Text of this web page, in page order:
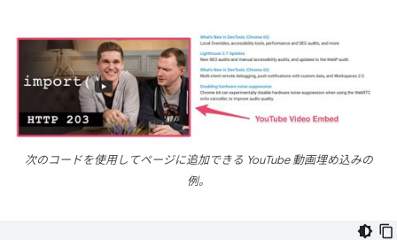
次のコードを使用してページに追加できる YouTube 動画埋め込みの
例。